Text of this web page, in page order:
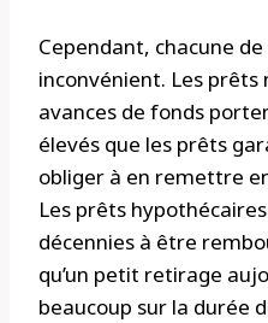
Cependant, chacune
inconvénient. Les
avances de fonds
élevés que les prêts
obliger à en remettre
Les prêts
décennies à être
qu’un petit retirage
beaucoup sur la durée